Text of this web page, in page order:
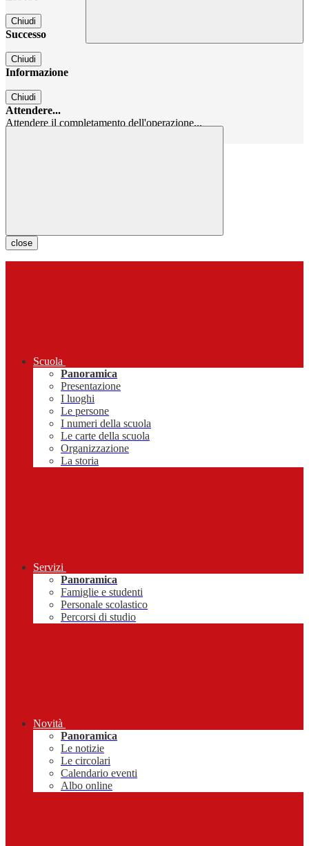
Chiudi
Successo
Chiudi
Informazione
Chiudi
Attendere...
Attendere il completamento dell'operazione...
close
Scuola
Panoramica
Presentazione
I luoghi
Le persone
I numeri della scuola
Le carte della scuola
Organizzazione
La storia
Servizi
Panoramica
Famiglie e studenti
Personale scolastico
Percorsi di studio
Novità
Panoramica
Le notizie
Le circolari
Calendario eventi
Albo online